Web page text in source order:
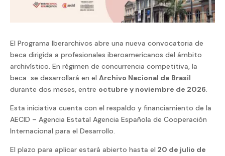
El Programa Iberarchivos abre una nueva convocatoria de
beca dirigida a profesionales iberoamericanos del ámbito
archivístico. En régimen de concurrencia competitiva, la
beca se desarrollará en el Archivo Nacional de Brasil
durante dos meses, entre octubre y noviembre de 2026.
Esta iniciativa cuenta con el respaldo y financiamiento de la
AECID – Agencia Estatal Agencia Española de Cooperación
Internacional para el Desarrollo.
El plazo para aplicar estará abierto hasta el 20 de julio de